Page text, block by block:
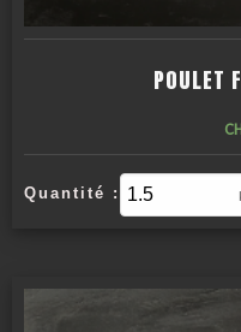
POULET
Quantité :